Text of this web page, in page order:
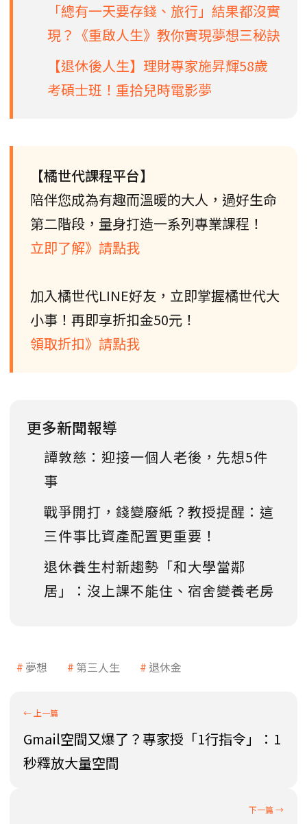
「總有一天要存錢、旅行」結果都沒實
現？《重啟人生》教你實現夢想三秘訣
【退休後人生】理財專家施昇輝58歲
考碩士班！重拾兒時電影夢
【橘世代課程平台】
陪伴您成為有趣而溫暖的大人，過好生命
第二階段，量身打造一系列專業課程！
立即了解》請點我
加入橘世代LINE好友，立即掌握橘世代大
小事！再即享折扣金50元！
領取折扣》請點我
更多新聞報導
譚敦慈：迎接一個人老後，先想5件
事
戰爭開打，錢變廢紙？教授提醒：這
三件事比資產配置更重要！
退休養生村新趨勢「和大學當鄰
居」：沒上課不能住、宿舍變養老房
夢想 第三人生 退休金
Gmail空間又爆了？專家授「1行指令」：1
秒釋放大量空間